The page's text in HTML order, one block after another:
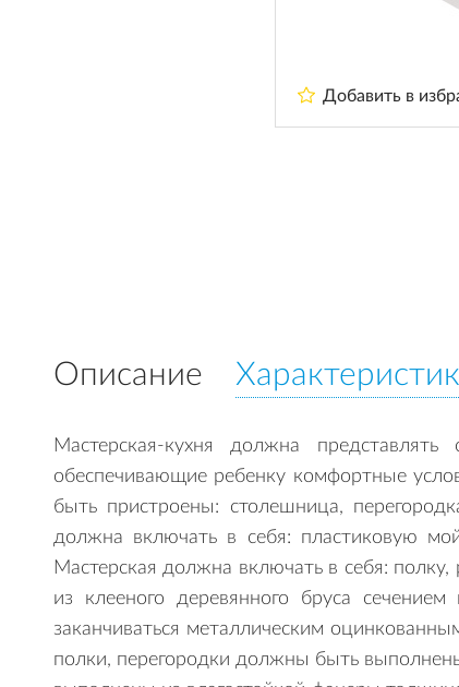
Добавить в
Описание
Мастерская-кухня должна
обеспечивающие ребенку комфортные
быть пристроены: столешница,
должна включать в себя: пластиковую
Мастерская должна включать в себя:
из клееного деревянного бруса
заканчиваться металлическим
полки, перегородки должны быть